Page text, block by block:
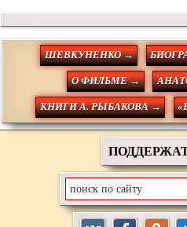
ШЕВКУНЕНКО →
О ФИЛЬМЕ →
КНИГИ А. РЫБАКОВА →